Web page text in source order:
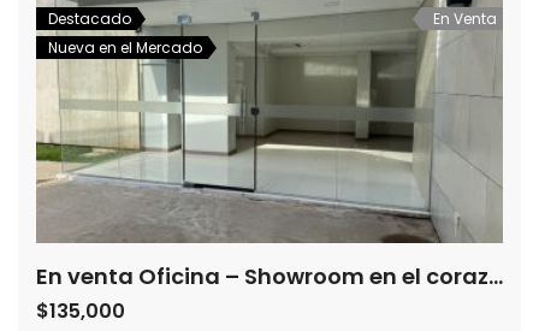
calidad de vida, seguridad y confort, rodeado de
naturaleza y arquitectura moderna.
Amenities destacados:
Lago artificial cristalino
Destacado
Nueva en el Mercado
En Venta
En venta Oficina – Showroom en el corazon corporativo de Asuncion, Paraguay
$135,000